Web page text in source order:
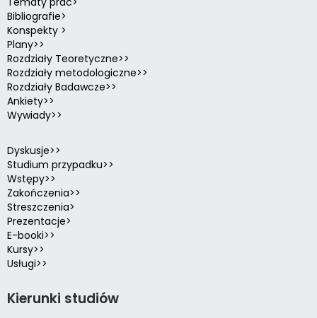
Bibliografie>
Konspekty >
Plany>>
Rozdziały Teoretyczne>>
Rozdziały metodologiczne>>
Rozdziały Badawcze>>
Ankiety>>
Wywiady>>
Dyskusje>>
Studium przypadku>>
Wstępy>>
Zakończenia>>
Streszczenia>
Prezentacje>
E-booki>>
Kursy>>
Usługi>>
Kierunki studiów